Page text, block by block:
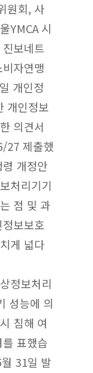
원회, 사
YMCA 시
보네트
자연맹
개인정
개인정보
의견서
27 제출했
개정안
처리기기
점 및 과
보보호
게 넓다
정보처리
성능에 의
침해 여
표했습
31일 발